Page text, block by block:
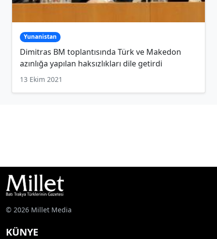
Yunanistan
Dimitras BM toplantısında Türk ve Makedon
azınlığa yapılan haksızlıkları dile getirdi
13 Ekim 2021
© 2026 Millet Media
KÜNYE